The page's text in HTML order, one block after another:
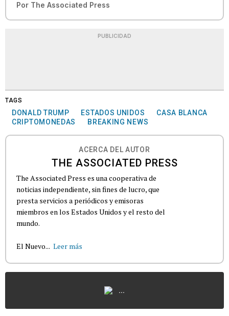
Por The Associated Press
PUBLICIDAD
TAGS
DONALD TRUMP ESTADOS UNIDOS
CASA BLANCA
CRIPTOMONEDAS
BREAKING NEWS
ACERCA DEL AUTOR
THE ASSOCIATED PRESS
The Associated Press es una cooperativa de
noticias independiente, sin fines de lucro, que
presta servicios a periódicos y emisoras
miembros en los Estados Unidos y el resto del
mundo.
El Nuevo... Leer más
...